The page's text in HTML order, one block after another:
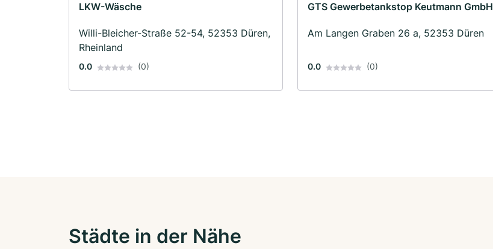
LKW-Wäsche
Willi-Bleicher-Straße 52-54, 52353 Düren,
Rheinland
0.0 (0)
GTS Gewerbetankstop Keutmann GmbH
Am Langen Graben 26 a, 52353 Düren
0.0 (0)
Städte in der Nähe